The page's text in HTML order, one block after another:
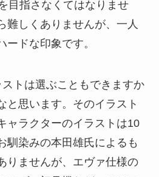
目指さなくてはなりませ
難しくありませんが、一人
ードな印象です。
トは選ぶこともできますか
と思います。そのイラスト
ャラクターのイラストは10
馴染みの本田雄氏によるも
りませんが、エヴァ仕様の